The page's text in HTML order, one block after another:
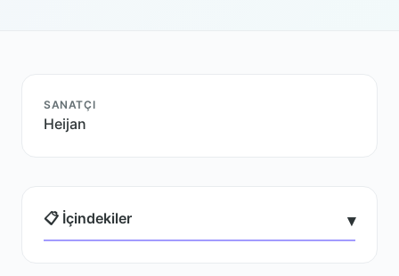
SANATÇI
Heijan
📋 İçindekiler ▾